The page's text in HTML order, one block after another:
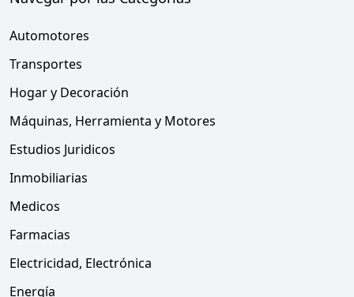
Automotores
Transportes
Hogar y Decoración
Máquinas, Herramienta y Motores
Estudios Juridicos
Inmobiliarias
Medicos
Farmacias
Electricidad, Electrónica
Energía